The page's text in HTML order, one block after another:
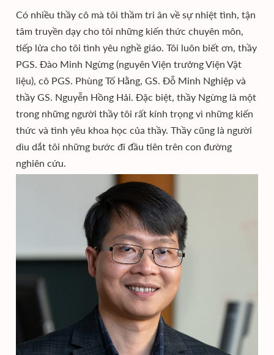
Có nhiều thầy cô mà tôi thầm tri ân về sự nhiệt tình, tận
tâm truyền dạy cho tôi những kiến thức chuyên môn,
tiếp lửa cho tôi tình yêu nghề giáo. Tôi luôn biết ơn, thầy
PGS. Đào Minh Ngừng (nguyên Viện trưởng Viện Vật
liệu), cô PGS. Phùng Tố Hằng, GS. Đỗ Minh Nghiệp và
thầy GS. Nguyễn Hồng Hải. Đặc biệt, thầy Ngừng là một
trong những người thầy tôi rất kính trọng vì những kiến
thức và tình yêu khoa học của thầy. Thầy cũng là người
dìu dắt tôi những bước đi đầu tiên trên con đường
nghiên cứu.